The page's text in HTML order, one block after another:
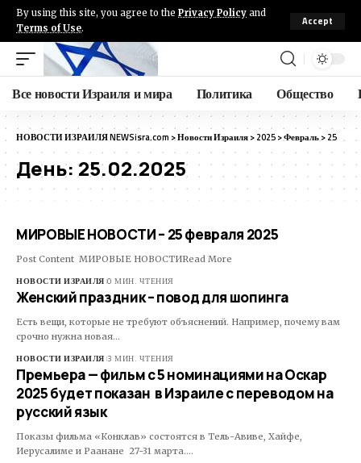
By using this site, you agree to the Privacy Policy and
Terms of Use.
Accept
Все новости Израиля и мира Политика Общество
НОВОСТИ ИЗРАИЛЯ NEWSisra.com >Новости Израиля>2025>Февраль>25
День:25.02.2025
МИРОВЫЕ НОВОСТИ – 25 февраля 2025
Post Content МИРОВЫЕ НОВОСТИRead More ​
НОВОСТИ ИЗРАИЛЯ 0 МИН. ЧТЕНИЯ
Женский праздник – повод для шопинга
Есть вещи, которые не требуют объяснений. Например, почему вам
срочно нужна новая…
НОВОСТИ ИЗРАИЛЯ 3 МИН. ЧТЕНИЯ
Премьера — фильм с 5 номинациями на Оскар
2025 будет показан в Израиле с переводом на
русский язык
Показы фильма «Конклав» состоятся в Тель-Авиве, Хайфе,
Иерусалиме и Раанане 27-31 марта.…